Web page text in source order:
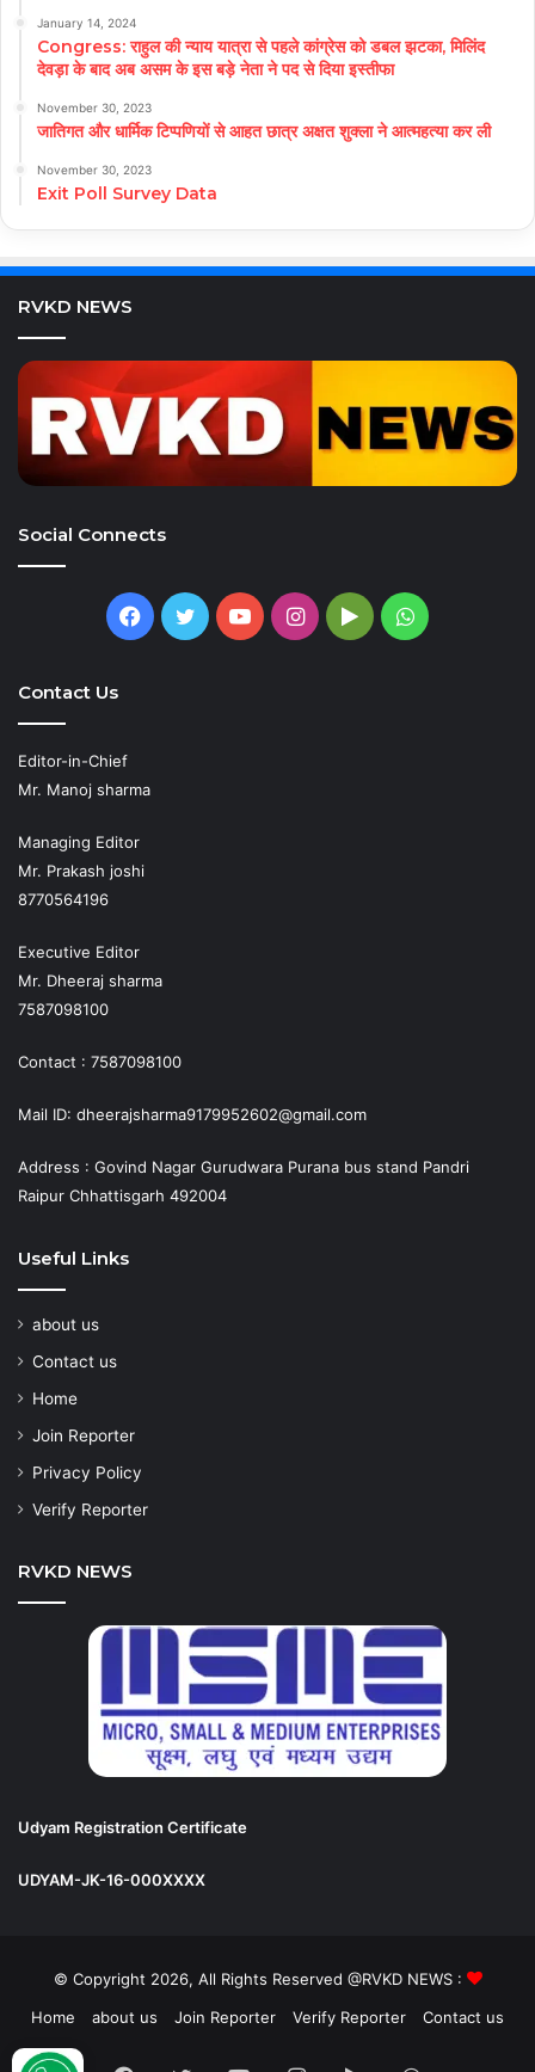
January 14, 2024
Congress: राहुल की न्याय यात्रा से पहले कांग्रेस को डबल झटका, मिलिंद
देवड़ा के बाद अब असम के इस बड़े नेता ने पद से दिया इस्तीफा
November 30, 2023
जातिगत और धार्मिक टिप्पणियों से आहत छात्र अक्षत शुक्ला ने आत्महत्या कर ली
November 30, 2023
Exit Poll Survey Data
RVKD NEWS
Social Connects
Facebook
TwitterYouTubeInstagram
GoogleWhatsApp
Contact Us
Editor-in-Chief
Mr. Manoj sharma
Managing Editor
Mr. Prakash joshi
8770564196
Executive Editor
Mr. Dheeraj sharma
7587098100
Contact : 7587098100
Mail ID: dheerajsharma9179952602@gmail.com
Address : Govind Nagar Gurudwara Purana bus stand Pandri
Raipur Chhattisgarh 492004
Useful Links
about us
Contact us
Home
Join Reporter
Privacy Policy
Verify Reporter
RVKD NEWS
Udyam Registration Certificate
UDYAM-JK-16-000XXXX
© Copyright 2026, All Rights Reserved @RVKD NEWS :
Home
about us Join Reporter Verify Reporter Contact us